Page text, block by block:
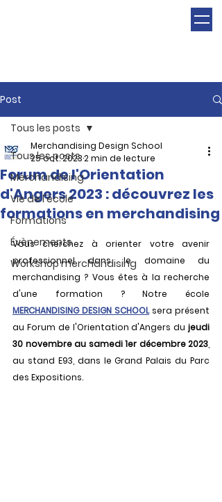
Post
Tous les posts
Merchandising
Vie de l'école
Formations
Évènements
Workshop merchandising
Tous les posts
Forum de l'Orientation
d'Angers 2023 : découvrez les
formations en merchandising
Merchandising Design School
25 oct. 20232 min de lecture
Vous cherchez à orienter votre avenir
professionnel dans le domaine du
merchandising ? Vous êtes à la recherche
MERCHANDISING DESIGN SCHOOL sera présent
au Forum de l'Orientation d'Angers du jeudi
30 novembre au samedi 1er décembre 2023
au stand E93, dans le Grand Palais du Parc
des Expositions.